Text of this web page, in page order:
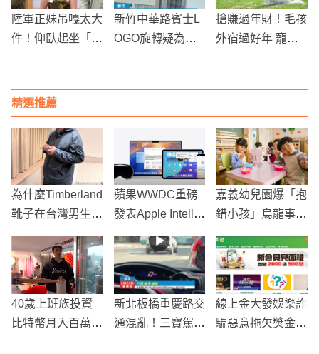
陸軍正妹吊嘎太大
件！仰臥起坐「掉
新竹中華路賓士L
OGO旋轉疑為安
搶賺過年財！毛孩
外宿過好年 寵物
精選推薦
為什麼Timberland
靴子在台灣男生中
議“高矮”與“氣候”
因素
蘋果WWDC重磅
發表Apple Intellig
開放、Siri個人化
升級等亮點一次看
嘉義幼兒園爆「抱
錯小孩」烏龍事件
40歲上班族投資
比特幣月入百萬，
新北板橋重慶路交
通混亂！三寶駕駛
線上金大發娛樂詐
騙惡意拖欠獎金？